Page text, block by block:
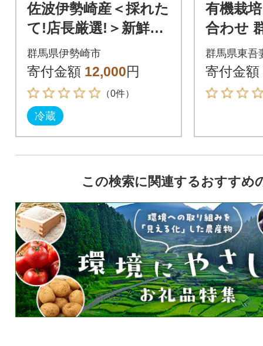
佐波伊勢崎産＜採れた
て!店長厳選!＞新鮮野
菜詰め合わせ
群馬県伊勢崎市
寄付金額 12,000円
（0件）
冷蔵
有機栽
合わせ
妻 有機
群馬県東吾
寄付金額
この検索に関連するおすすめ